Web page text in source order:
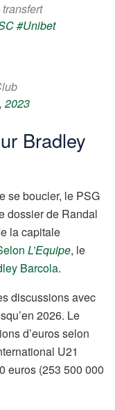
#Unibet
2023
Bradley
se boucler, le PSG
dossier de Randal
la capitale
L’Equipe, le
Barcola.
discussions avec
2026. Le
d’euros selon
U21
euros (253 500 000